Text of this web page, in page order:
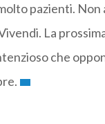
pazienti.
La
che